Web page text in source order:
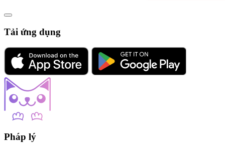
Tải ứng dụng
Pháp lý